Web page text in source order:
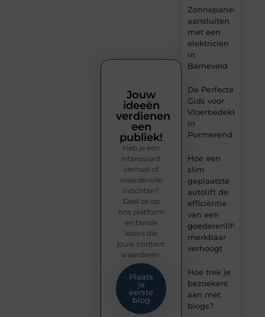
Zonnepanelen
aansluiten
met een
elektricien
in
Barneveld
De Perfecte
Gids voor
Vloerbedekking
in
Purmerend
Hoe een
slim
geplaatste
autolift de
efficiëntie
van een
goederenlift
merkbaar
verhoogt
Hoe trek je
bezoekers
aan met
blogs?
Jouw
ideeën
verdienen
een
publiek!
Heb je een
interessant
verhaal of
waardevolle
inzichten?
Deel ze op
ons platform
en bereik
lezers die
jouw content
waarderen.
Plaats
je
eerste
blog